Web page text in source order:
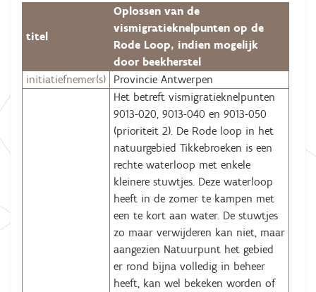
titel
Oplossen van de
vismigratieknelpunten op de
Rode Loop, indien mogelijk
door beekherstel
initiatiefnemer(s)
Provincie Antwerpen
Het betreft vismigratieknelpunten
9013-020, 9013-040 en 9013-050
(prioriteit 2). De Rode loop in het
natuurgebied Tikkebroeken is een
rechte waterloop met enkele
kleinere stuwtjes. Deze waterloop
heeft in de zomer te kampen met
een te kort aan water. De stuwtjes
zo maar verwijderen kan niet, maar
aangezien Natuurpunt het gebied
er rond bijna volledig in beheer
heeft, kan wel bekeken worden of